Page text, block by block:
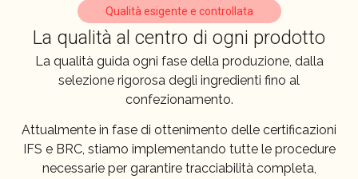
Qualità esigente e controllata
La qualità al centro di ogni prodotto
La qualità guida ogni fase della produzione, dalla
selezione rigorosa degli ingredienti fino al
confezionamento.
Attualmente in fase di ottenimento delle certificazioni
IFS e BRC, stiamo implementando tutte le procedure
necessarie per garantire tracciabilità completa,